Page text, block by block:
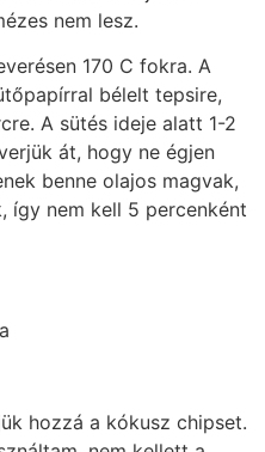
nem lesz.
170 C fokra. A
bélelt tepsire,
A sütés ideje alatt 1-2
át, hogy ne égjen
benne olajos magvak,
így nem kell 5 percenként
hozzá a kókusz chipset.